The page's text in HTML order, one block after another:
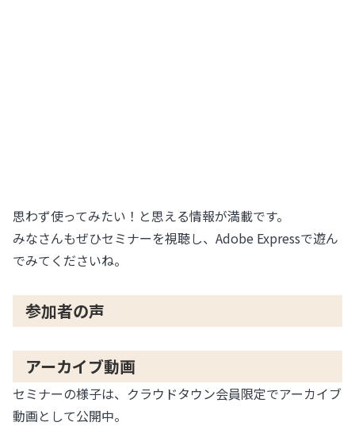
思わず使ってみたい！と思える情報が満載です。
みなさんもぜひセミナーを視聴し、Adobe Expressで遊ん
でみてくださいね。
参加者の声
アーカイブ動画
セミナーの様子は、クラウドタウン会員限定でアーカイブ
動画として公開中。